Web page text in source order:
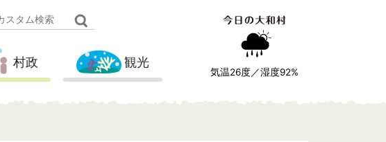
村政 観光
気温26度／湿度92%